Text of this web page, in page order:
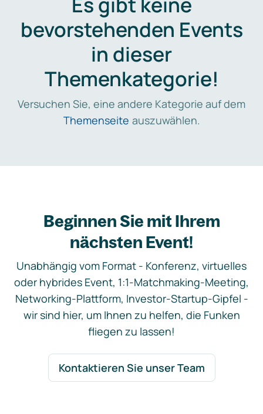
bevorstehenden Events
in dieser
Themenkategorie!
Versuchen Sie, eine andere Kategorie auf dem
Themenseite auszuwählen.
Beginnen Sie mit Ihrem
nächsten Event!
Unabhängig vom Format - Konferenz, virtuelles
oder hybrides Event, 1:1-Matchmaking-Meeting,
Networking-Plattform, Investor-Startup-Gipfel -
wir sind hier, um Ihnen zu helfen, die Funken
fliegen zu lassen!
Kontaktieren Sie unser Team